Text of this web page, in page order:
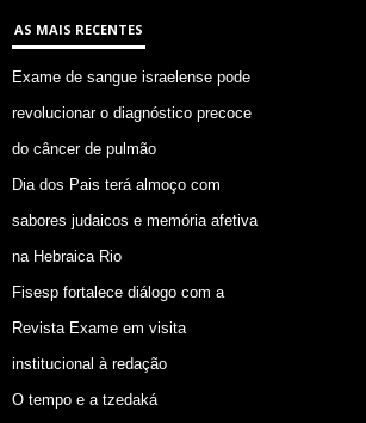
AS MAIS RECENTES
Exame de sangue israelense pode
revolucionar o diagnóstico precoce
do câncer de pulmão
Dia dos Pais terá almoço com
sabores judaicos e memória afetiva
na Hebraica Rio
Fisesp fortalece diálogo com a
Revista Exame em visita
institucional à redação
O tempo e a tzedaká